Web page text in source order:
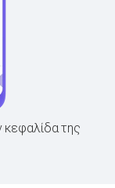
κεφαλίδα της